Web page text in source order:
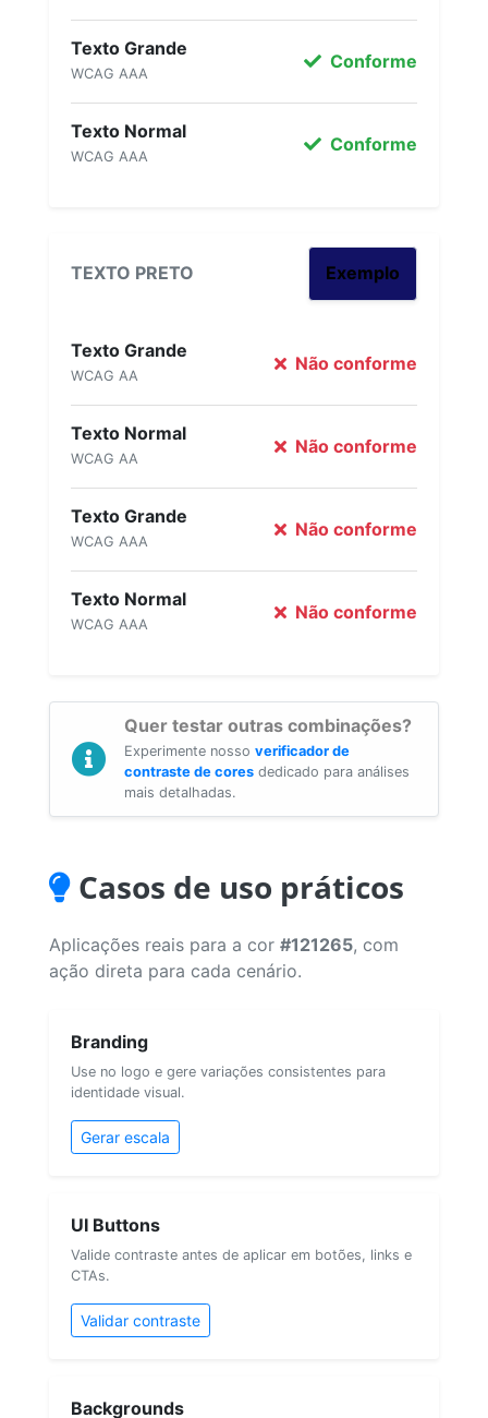
Texto Grande
WCAG AAA
Conforme
Texto Normal
WCAG AAA
Conforme
TEXTO PRETO Exemplo
Texto Grande
WCAG AA
Não conforme
Texto Normal
WCAG AA
Não conforme
Texto Grande
WCAG AAA
Não conforme
Texto Normal
WCAG AAA
Não conforme
Quer testar outras combinações?
Experimente nosso verificador de
contraste de cores dedicado para análises
mais detalhadas.
Casos de uso práticos
Aplicações reais para a cor #121265, com
ação direta para cada cenário.
Branding
Use no logo e gere variações consistentes para
identidade visual.
Gerar escala
UI Buttons
Valide contraste antes de aplicar em botões, links e
CTAs.
Validar contraste
Backgrounds